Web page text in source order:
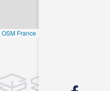
OSM France